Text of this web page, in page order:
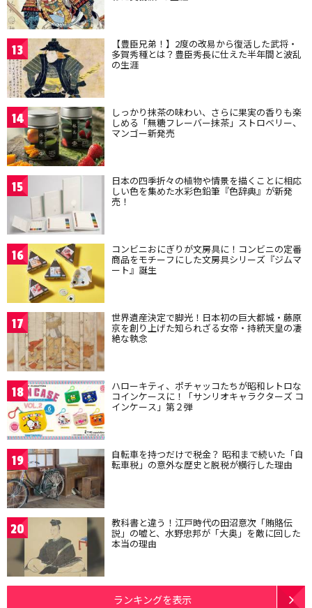
13 【豊臣兄弟！】2度の改易から復活した武将・
多賀秀種とは？豊臣秀長に仕えた半年間と波乱
の生涯
14 しっかり抹茶の味わい、さらに果実の香りも楽
しめる「無糖フレーバー抹茶」ストロベリー、
マンゴー新発売
15 日本の四季折々の植物や情景を描くことに相応
しい色を集めた水彩色鉛筆『色辞典』が新発
売！
16 コンビニおにぎりが文房具に！コンビニの定番
商品をモチーフにした文房具シリーズ『ジムマ
ート』誕生
17 世界遺産決定で脚光！日本初の巨大都城・藤原
京を創り上げた知られざる女帝・持統天皇の凄
絶な執念
18 ハローキティ、ポチャッコたちが昭和レトロな
コインケースに！「サンリオキャラクターズ コ
インケース」第２弾
19 自転車を持つだけで税金？ 昭和まで続いた「自
転車税」の意外な歴史と脱税が横行した理由
20 教科書と違う！江戸時代の田沼意次「賄賂伝
説」の嘘と、水野忠邦が「大奥」を敵に回した
本当の理由
ランキングを表示